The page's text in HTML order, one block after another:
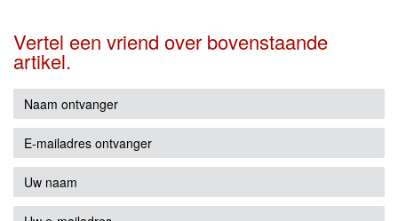
Vertel een vriend over bovenstaande
artikel.